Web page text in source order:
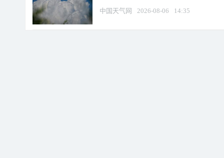
中国天气网 2026-08-06 14:35